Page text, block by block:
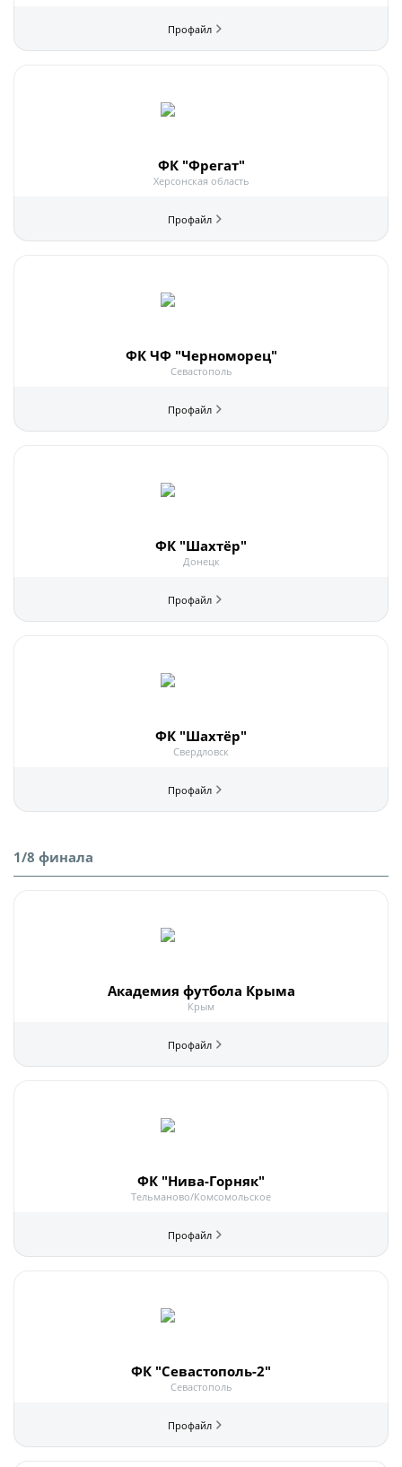
ФК "Фрегат"
Херсонская область
ФК ЧФ "Черноморец"
Севастополь
ФК "Шахтёр"
Донецк
ФК "Шахтёр"
Свердловск
1/8 финала
Академия футбола Крыма
Крым
ФК "Нива-Горняк"
Тельманово/Комсомольское
ФК "Севастополь-2"
Севастополь